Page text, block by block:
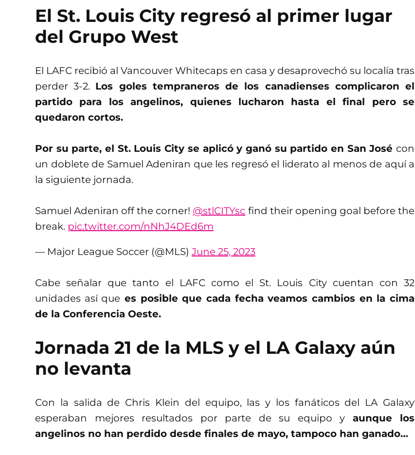
El St. Louis City regresó al primer lugar
del Grupo West
El LAFC recibió al Vancouver Whitecaps en casa y desaprovechó su localía tras
perder 3-2. Los goles tempraneros de los canadienses complicaron el
partido para los angelinos, quienes lucharon hasta el final pero se
quedaron cortos.
Por su parte, el St. Louis City se aplicó y ganó su partido en San José con
un doblete de Samuel Adeniran que les regresó el liderato al menos de aquí a
la siguiente jornada.
Samuel Adeniran off the corner! @stlCITYsc find their opening goal before the
break. pic.twitter.com/nNhJ4DEd6m
— Major League Soccer (@MLS) June 25, 2023
Cabe señalar que tanto el LAFC como el St. Louis City cuentan con 32
unidades así que es posible que cada fecha veamos cambios en la cima
de la Conferencia Oeste.
Jornada 21 de la MLS y el LA Galaxy aún
no levanta
Con la salida de Chris Klein del equipo, las y los fanáticos del LA Galaxy
esperaban mejores resultados por parte de su equipo y aunque los
angelinos no han perdido desde finales de mayo, tampoco han ganado…